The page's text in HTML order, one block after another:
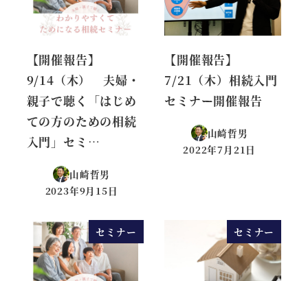
【開催報告】
9/14（木） 夫婦・
親子で聴く「はじめ
ての方のための相続
入門」セミ…
山崎哲男
投稿日
2023年9月15日
【開催報告】
7/21（木）相続入門
セミナー開催報告
山崎哲男
投稿日
2022年7月21日
セミナー セミナー